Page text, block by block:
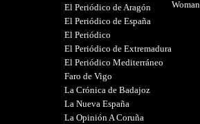
El Periódico de Aragón
El Periódico de España
El Periódico
El Periódico de Extremadura
El Periódico Mediterráneo
Faro de Vigo
La Crónica de Badajoz
La Nueva España
La Opinión A Coruña
Woman